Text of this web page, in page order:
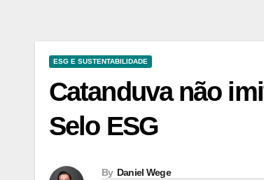
ESG E SUSTENTABILIDADE
Catanduva não
Selo ESG
By Daniel Wege